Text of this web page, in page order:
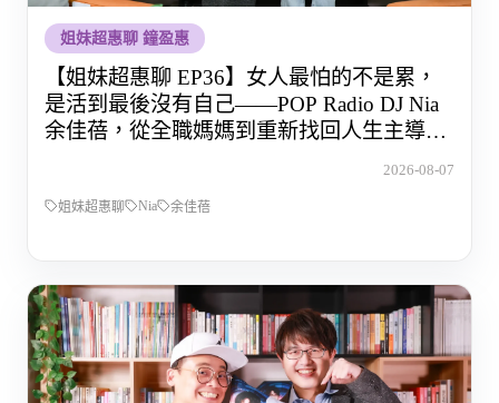
姐妹超惠聊 鐘盈惠
【姐妹超惠聊 EP36】女人最怕的不是累，
是活到最後沒有自己——POP Radio DJ Nia
余佳蓓，從全職媽媽到重新找回人生主導權
2026-08-07
姐妹超惠聊 Nia 余佳蓓